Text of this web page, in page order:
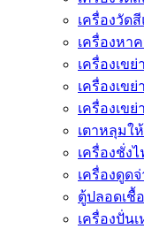
เครื่องวัด
เครื่องหา
เครื่องเข
เครื่องเข
เครื่องเข
เตาหลุมใ
เครื่องชั่ง
เครื่องดูด
ตู้ปลอดเชื้อ
เครื่องปั่นเ